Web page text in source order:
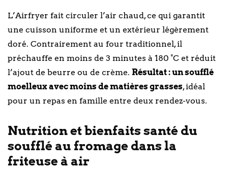
L’Airfryer fait circuler l’air chaud, ce qui garantit
une cuisson uniforme et un extérieur légèrement
doré. Contrairement au four traditionnel, il
préchauffe en moins de 3 minutes à 180 °C et réduit
l’ajout de beurre ou de crème. Résultat : un soufflé
moelleux avec moins de matières grasses, idéal
pour un repas en famille entre deux rendez-vous.
Nutrition et bienfaits santé du
soufflé au fromage dans la
friteuse à air